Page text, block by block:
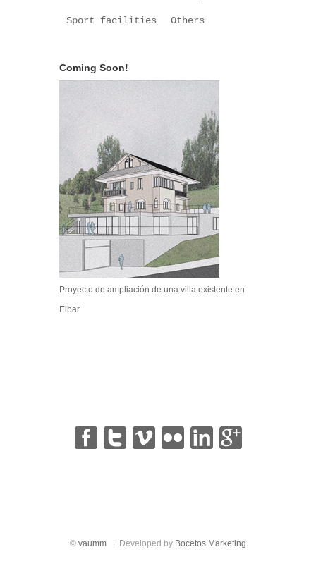
Sport facilities Others
Coming Soon!
Proyecto de ampliación de una villa existente en
Eibar
| | | | |
© vaumm | Developed by Bocetos Marketing